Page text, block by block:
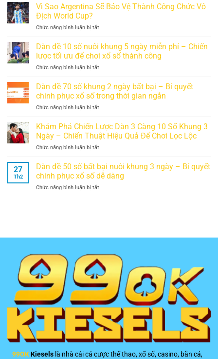
Vì Sao Argentina Sẽ Bảo Vệ Thành Công Chức Vô
Địch World Cup?
Chức năng bình luận bị tắtở
Sao
Argentina
Sẽ
Bảo
Thành
Công
Chức
Vô
World
Cup?
Dàn đề 10 số nuôi khung 5 ngày miễn phí – Chiến
lược tối ưu để chơi xổ số thành công
Chức năng bình luận bị tắtở
đề
10
số
nuôi
5
ngày
miễn
phí
Chiến
lược
ưu
Dàn đề 70 số khung 2 ngày bất bại – Bí quyết
chinh phục xổ số trong thời gian ngắn
Chức năng bình luận bị tắtở
đề
70
số
khung
ngày
bất
–
số
thời
gian
ngắn
Khám Phá Chiến Lược Dàn 3 Càng 10 Số Khung 3
Ngày – Chiến Thuật Hiệu Quả Để Chơi Lọc Lộc
Chức năng bình luận bị tắtở
Phá
Chiến
Lược
Dàn
3
–
Chiến
Thuật
Hiệu
Quả
Chơi
Lộc
27
Th2
Dàn đề 50 số bất bại nuôi khung 3 ngày – Bí quyết
chinh phục xổ số dễ dàng
Chức năng bình luận bị tắtở
bại
khung
3
ngày
–
Bí
chinh
xổ
số
dàng
99OKKiesels là nhà cái cá cược thể thao, xổ số, casino, bắn cá,